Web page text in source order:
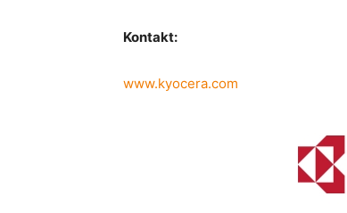
Kontakt:
www.kyocera.com